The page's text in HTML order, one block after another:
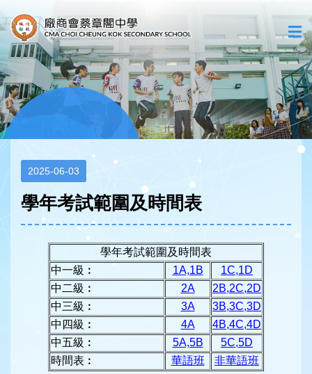
2025-06-03
學年考試範圍及時間表
學年考試範圍及時間表
中一級︰
1A,1B
1C,1D
中二級︰
2A
2B,2C,2D
中三級︰
3A
3B,3C,3D
中四級︰
4A
4B,4C,4D
中五級︰
5A,5B
5C,5D
時間表︰
華語班 非華語班